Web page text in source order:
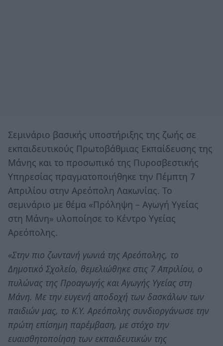
Σεμινάριο βασικής υποστήριξης της ζωής σε
εκπαιδευτικούς Πρωτοβάθμιας Εκπαίδευσης της
Μάνης και το προσωπικό της Πυροσβεστικής
Υπηρεσίας πραγματοποιήθηκε την Πέμπτη 7
Απριλίου στην Αρεόπολη Λακωνίας. Το
σεμινάριο με θέμα «Πρόληψη – Αγωγή Υγείας
στη Μάνη» υλοποίησε το Κέντρο Υγείας
Αρεόπολης.
«Στην πιο ζωντανή γωνιά της Αρεόπολης, το
Δημοτικό Σχολείο, θεμελιώθηκε στις 7 Απριλίου, ο
πυλώνας της Προαγωγής και Αγωγής Υγείας στη
Μάνη. Με την ευγενή αποδοχή των δασκάλων των
παιδιών μας, το Κ.Υ. Αρεόπολης συνδιοργάνωσε την
πρώτη επίσημη παρέμβαση, με στόχο την
ευαισθητοποίηση των εκπαιδευτικών της